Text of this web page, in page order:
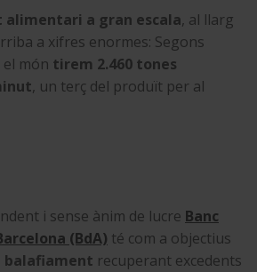
a gran escala, al llarg
a xifres enormes: Segons
el món tirem 2.460 tones
, un terç del produït per al
i sense ànim de lucre Banc
(BdA) té com a objectius
balafiament recuperant excedents